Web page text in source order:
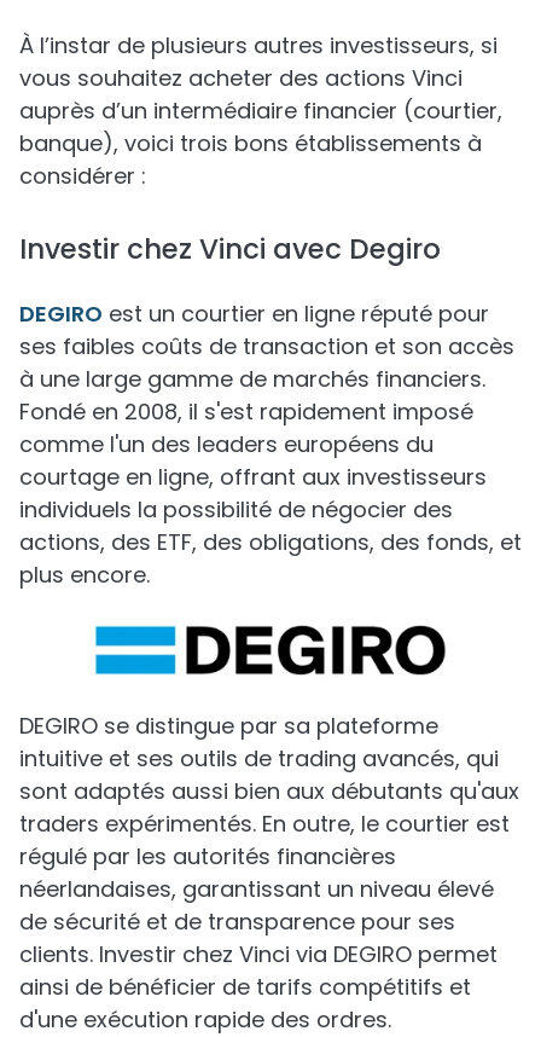
À l’instar de plusieurs autres investisseurs, si
vous souhaitez acheter des actions Vinci
auprès d’un intermédiaire financier (courtier,
banque), voici trois bons établissements à
considérer :
Investir chez Vinci avec Degiro
DEGIRO est un courtier en ligne réputé pour
ses faibles coûts de transaction et son accès
à une large gamme de marchés financiers.
Fondé en 2008, il s'est rapidement imposé
comme l'un des leaders européens du
courtage en ligne, offrant aux investisseurs
individuels la possibilité de négocier des
actions, des ETF, des obligations, des fonds, et
plus encore.
DEGIRO se distingue par sa plateforme
intuitive et ses outils de trading avancés, qui
sont adaptés aussi bien aux débutants qu'aux
traders expérimentés. En outre, le courtier est
régulé par les autorités financières
néerlandaises, garantissant un niveau élevé
de sécurité et de transparence pour ses
clients. Investir chez Vinci via DEGIRO permet
ainsi de bénéficier de tarifs compétitifs et
d'une exécution rapide des ordres.